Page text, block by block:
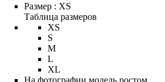
Размер : XS
Таблица размеров
XS
S
M
L
XL
На фотографии модель ростом